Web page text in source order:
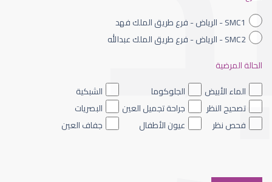
الشبكية الصباغي
SMC1 - الرياض - فرع طريق الملك فهد
SMC2 - الرياض - فرع طريق الملك عبدالله
الحالة المرضية
الماء الأبيض
الجلوكوما
الشبكية
تصحيح النظر
جراحة تجميل العين
البصريات
فحص نظر
عيون الأطفال جفاف العين